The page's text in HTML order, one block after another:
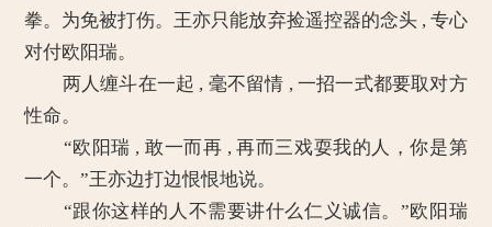
拳。为免被打伤。王亦只能放弃捡遥控器的念头 , 专心
对付欧阳瑞。
两人缠斗在一起 , 毫不留情 , 一招一式都要取对方
性命。
“欧阳瑞 , 敢一而再 , 再而三戏耍我的人，你是第
一个。”王亦边打边恨恨地说。
“跟你这样的人不需要讲什么仁义诚信。”欧阳瑞